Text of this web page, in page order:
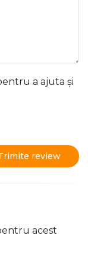
a ajuta și
review
acest